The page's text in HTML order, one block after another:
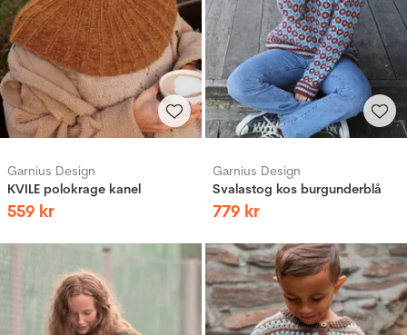
Garnius Design
KVILE polokrage kanel
559 kr
Garnius Design
Svalastog kos burgunderblå
779 kr